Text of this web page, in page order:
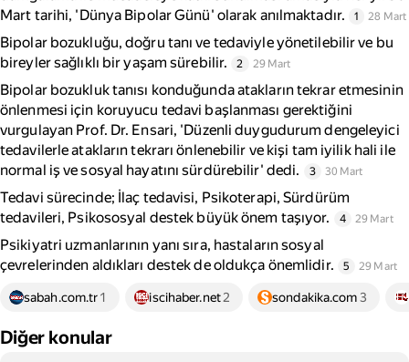
Mart tarihi, 'Dünya Bipolar Günü' olarak anılmaktadır.
1 28 Mart
Bipolar bozukluğu, doğru tanı ve tedaviyle yönetilebilir ve bu
bireyler sağlıklı bir yaşam sürebilir.
2 29 Mart
Bipolar bozukluk tanısı konduğunda atakların tekrar etmesinin
önlenmesi için koruyucu tedavi başlanması gerektiğini
vurgulayan Prof. Dr. Ensari, 'Düzenli duygudurum dengeleyici
tedavilerle atakların tekrarı önlenebilir ve kişi tam iyilik hali ile
normal iş ve sosyal hayatını sürdürebilir' dedi.
3 30 Mart
Tedavi sürecinde; İlaç tedavisi, Psikoterapi, Sürdürüm
tedavileri, Psikososyal destek büyük önem taşıyor.
4 29 Mart
Psikiyatri uzmanlarının yanı sıra, hastaların sosyal
çevrelerinden aldıkları destek de oldukça önemlidir.
5 29 Mart
sabah.com.tr1 iscihaber.net2 sondakika.com3
Diğer konular